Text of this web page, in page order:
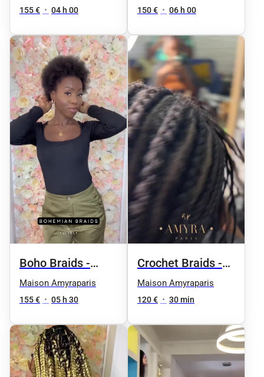
du dos
155 € • 04 h 00 150 € • 06 h 00
Boho Braids -
Taille 3 / soutien-
gorge
Maison Amyraparis
155 € • 05 h 30
Crochet Braids -
Pose mixte
Maison Amyraparis
120 € • 30 min